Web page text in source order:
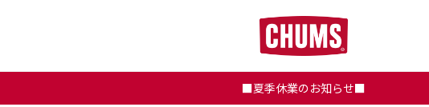
■夏季休業のお知らせ■